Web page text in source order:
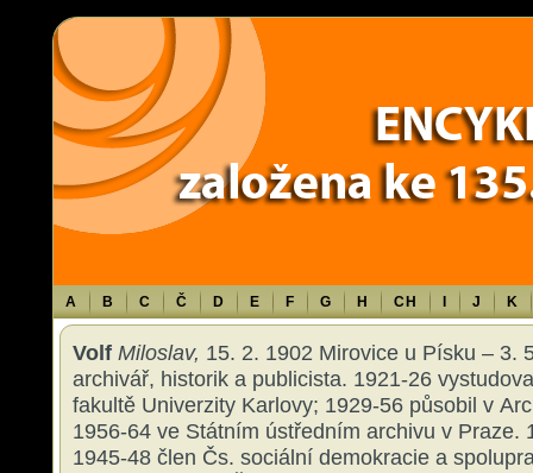
Warning: Use of undefined constant TXT - assumed 'TXT' (this will throw
content/themes/sablona/functions.php
A B C Č D E F G H CH J K
Volf Miloslav, 15. 2. 1902 Mirovice u Písku – 3.
archivář, historik a publicista. 1921-26
fakultě Univerzity Karlovy; 1929-56 působil v
1956-64 ve Státním ústředním archivu v Praze.
1945-48 člen Čs. sociální demokracie a